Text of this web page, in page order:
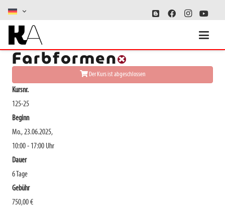
Ausfall: Neue
Farbformen
Der Kurs ist abgeschlossen
Kursnr.
125-25
Beginn
Mo., 23.06.2025,
10:00 - 17:00 Uhr
Dauer
6 Tage
Gebühr
750,00 €